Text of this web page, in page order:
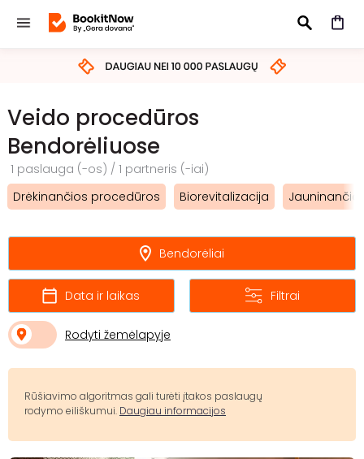
IEŠKOTI
Veido procedūros
Bendorėliuose
1 paslauga (-os) / 1 partneris (-iai)
Drėkinančios procedūros
Biorevitalizacija
Bendorėliai
Data ir laikas Filtrai
Rodyti žemėlapyje
Rūšiavimo algoritmas gali turėti įtakos paslaugų
rodymo eiliškumui. Daugiau informacijos